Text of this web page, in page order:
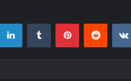
LinkedInTumblr PinterestReddit